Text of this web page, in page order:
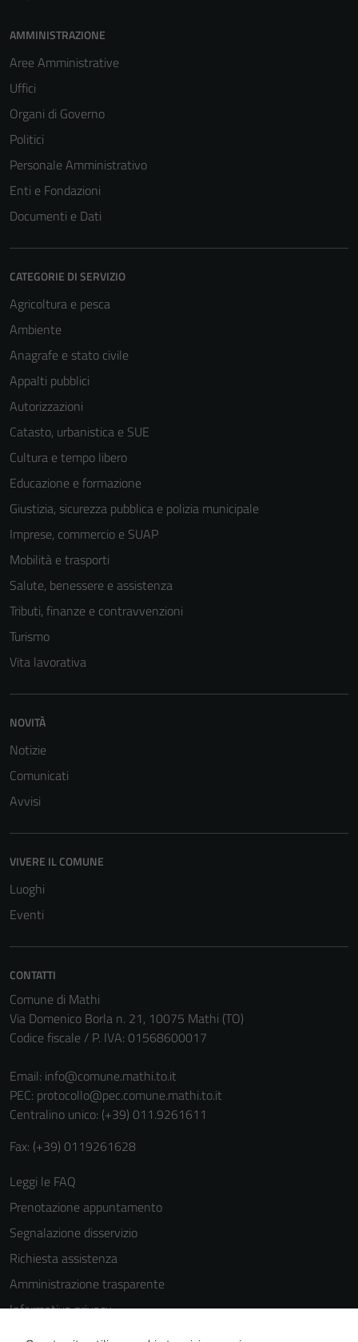
AMMINISTRAZIONE
Aree Amministrative
Uffici
Organi di Governo
Politici
Personale Amministrativo
Enti e Fondazioni
Documenti e Dati
CATEGORIE DI SERVIZIO
Agricoltura e pesca
Ambiente
Anagrafe e stato civile
Appalti pubblici
Autorizzazioni
Catasto, urbanistica e SUE
Cultura e tempo libero
Educazione e formazione
Giustizia, sicurezza pubblica e polizia municipale
Imprese, commercio e SUAP
Mobilità e trasporti
Salute, benessere e assistenza
Tributi, finanze e contravvenzioni
Turismo
Vita lavorativa
NOVITÀ
Notizie
Comunicati
Avvisi
VIVERE IL COMUNE
Luoghi
Eventi
CONTATTI
Comune di Mathi
Via Domenico Borla n. 21, 10075 Mathi (TO)
Codice fiscale / P. IVA: 01568600017
Email: info@comune.mathi.to.it
PEC: protocollo@pec.comune.mathi.to.it
Centralino unico: (+39) 011.9261611
Fax: (+39) 0119261628
Leggi le FAQ
Prenotazione appuntamento
Segnalazione disservizio
Richiesta assistenza
Amministrazione trasparente
Informativa privacy
Cookie Policy
del sito e non